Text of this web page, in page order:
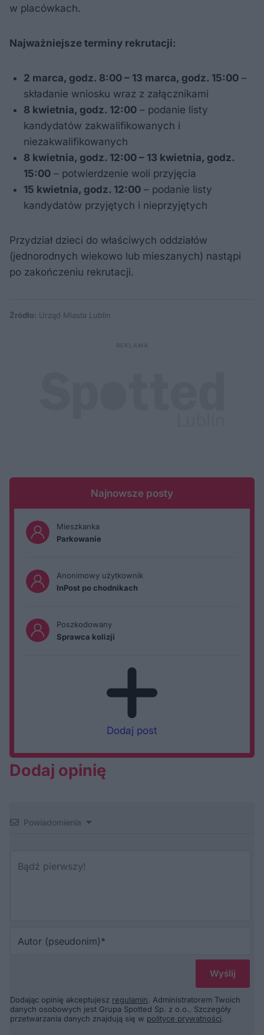
w placówkach.
Najważniejsze terminy rekrutacji:
2 marca, godz. 8:00 – 13 marca, godz. 15:00 –
składanie wniosku wraz z załącznikami
8 kwietnia, godz. 12:00 – podanie listy
kandydatów zakwalifikowanych i
niezakwalifikowanych
8 kwietnia, godz. 12:00 – 13 kwietnia, godz.
15:00 – potwierdzenie woli przyjęcia
15 kwietnia, godz. 12:00 – podanie listy
kandydatów przyjętych i nieprzyjętych
Przydział dzieci do właściwych oddziałów
(jednorodnych wiekowo lub mieszanych) nastąpi
po zakończeniu rekrutacji.
Źródło: Urząd Miasta Lublin
Najnowsze posty
Mieszkanka
Parkowanie
Anonimowy użytkownik
InPost po chodnikach
Poszkodowany
Sprawca kolizji
Dodaj post
Dodaj opinię
Powiadomienia
Dodając opinię akceptujesz regulamin. Administratorem Twoich
danych osobowych jest Grupa Spotted Sp. z o.o.. Szczegóły
przetwarzania danych znajdują się w polityce prywatności.